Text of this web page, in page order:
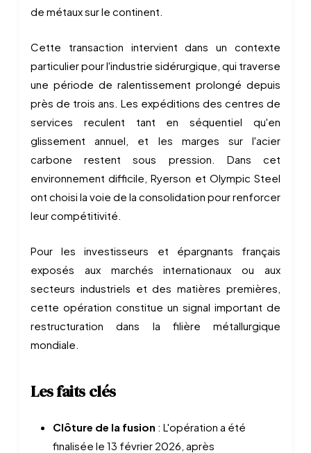
de métaux sur le continent.
Cette transaction intervient dans un contexte
particulier pour l'industrie sidérurgique, qui traverse
une période de ralentissement prolongé depuis
près de trois ans. Les expéditions des centres de
services reculent tant en séquentiel qu'en
glissement annuel, et les marges sur l'acier
carbone restent sous pression. Dans cet
environnement difficile, Ryerson et Olympic Steel
ont choisi la voie de la consolidation pour renforcer
leur compétitivité.
Pour les investisseurs et épargnants français
exposés aux marchés internationaux ou aux
secteurs industriels et des matières premières,
cette opération constitue un signal important de
restructuration dans la filière métallurgique
mondiale.
Les faits clés
Clôture de la fusion : L'opération a été
finalisée le 13 février 2026, après